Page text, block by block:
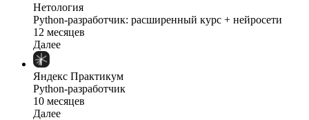
Нетология
Python-разработчик: расширенный курс + нейросети
12 месяцев
Далее
Яндекс Практикум
Python-разработчик
10 месяцев
Далее